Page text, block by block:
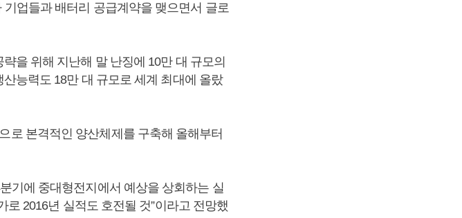
업들과 배터리 공급계약을 맺으면서 글로
을 위해 지난해 말 난징에 10만 대 규모의
능력도 18만 대 규모로 세계 최대에 올랐
로 본격적인 양산체제를 구축해 올해부터
기에 중대형전지에서 예상을 상회하는 실
로 2016년 실적도 호전될 것”이라고 전망했